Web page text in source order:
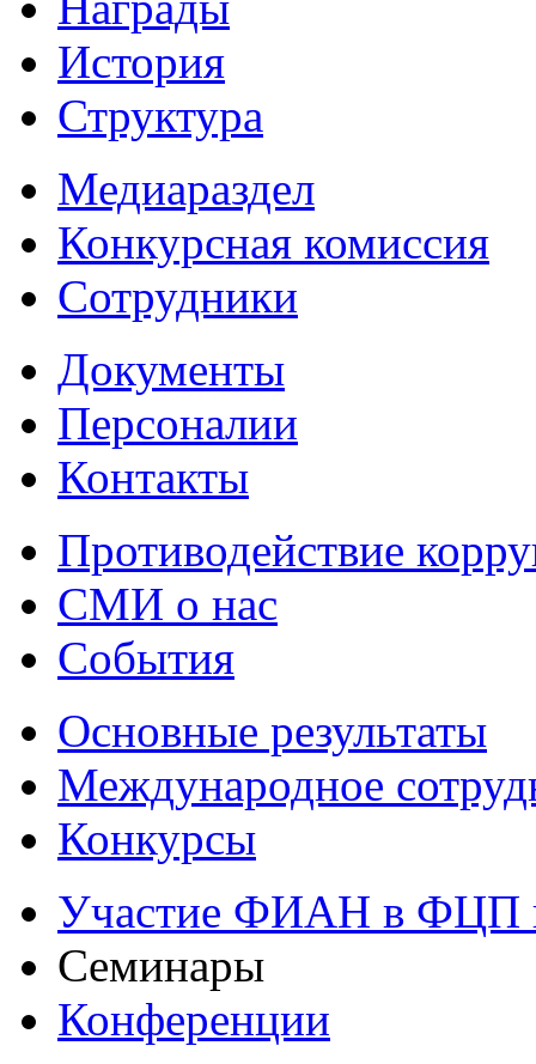
История
Структура
Медиараздел
Конкурсная комиссия
Сотрудники
Документы
Персоналии
Контакты
Противодействие
СМИ о нас
События
Основные результаты
Международное
Конкурсы
Участие ФИАН в ФЦП
Семинары
Конференции